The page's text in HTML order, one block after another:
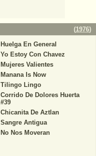
(1976)
Huelga En General
Yo Estoy Con Chavez
Mujeres Valientes
Manana Is Now
Tilingo Lingo
Corrido De Dolores Huerta
#39
Chicanita De Aztlan
Sangre Antigua
No Nos Moveran